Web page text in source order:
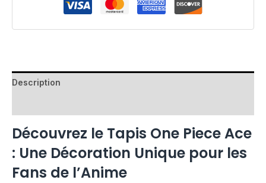
Description
Découvrez le Tapis One Piece Ace
: Une Décoration Unique pour les
Fans de l’Anime